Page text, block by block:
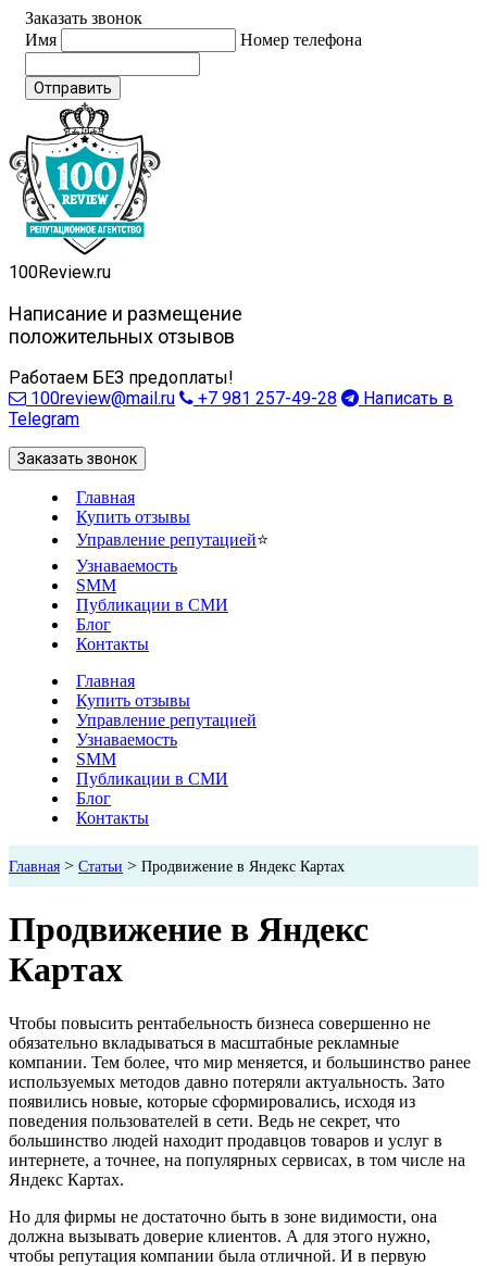
Заказать звонок
Имя
Номер телефона
Отправить
100Review.ru
Написание и размещение
положительных отзывов
Работаем БЕЗ предоплаты!
100review@mail.ru
+7 981 257-49-28
Написать в
Telegram
Заказать звонок
Главная
Купить отзывы
Управление репутацией⭐
Узнаваемость
SMM
Публикации в СМИ
Блог
Контакты
Главная
Купить отзывы
Управление репутацией
Узнаваемость
SMM
Публикации в СМИ
Блог
Контакты
Главная > Статьи > Продвижение в Яндекс Картах
Продвижение в Яндекс
Картах
Чтобы повысить рентабельность бизнеса совершенно не
обязательно вкладываться в масштабные рекламные
компании. Тем более, что мир меняется, и большинство ранее
используемых методов давно потеряли актуальность. Зато
появились новые, которые сформировались, исходя из
поведения пользователей в сети. Ведь не секрет, что
большинство людей находит продавцов товаров и услуг в
интернете, а точнее, на популярных сервисах, в том числе на
Яндекс Картах.
Но для фирмы не достаточно быть в зоне видимости, она
должна вызывать доверие клиентов. А для этого нужно,
чтобы репутация компании была отличной. И в первую